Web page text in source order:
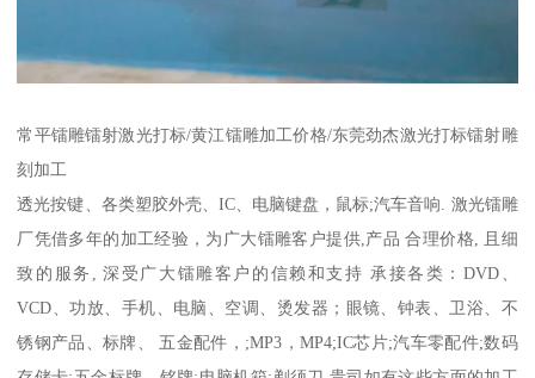
常平镭雕镭射激光打标/黄江镭雕加工价格/东莞劲杰激光打标镭射雕
刻加工
透光按键、各类塑胶外壳、IC、电脑键盘，鼠标;汽车音响. 激光镭雕
厂凭借多年的加工经验，为广大镭雕客户提供,产品 合理价格, 且细
致的服务, 深受广大镭雕客户的信赖和支持 承接各类：DVD、
VCD、功放、手机、电脑、空调、烫发器；眼镜、钟表、卫浴、不
锈钢产品、标牌、 五金配件，;MP3，MP4;IC芯片;汽车零配件;数码